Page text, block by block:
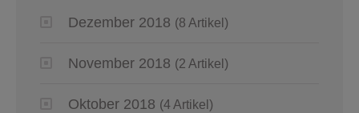
Dezember 2018 (8 Artikel)
November 2018 (2 Artikel)
Oktober 2018 (4 Artikel)